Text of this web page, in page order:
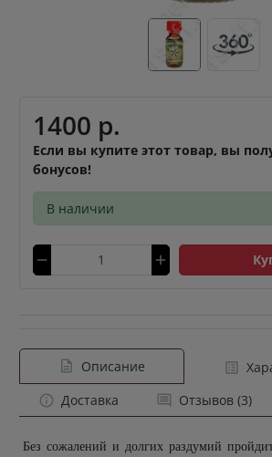
1400 р.
Если вы купите этот товар, вы
бонусов!
В наличии
Описание
Доставка
Отзывов (3)
Без сожалений и долгих раздумий